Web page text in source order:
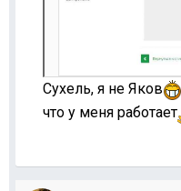
Сухель, я не Яков
что у меня работает